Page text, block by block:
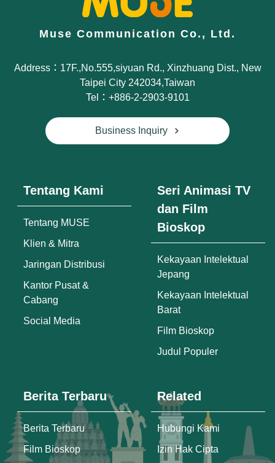
Muse Communication Co., Ltd.
Address：17F.,No.555,siyuan Rd., Xinzhuang Dist., New
Taipei City 242034,Taiwan
Tel：+886-2-2903-9101
Business Inquiry
Tentang Kami
Tentang MUSE
Klien & Mitra
Jaringan Distribusi
Kantor Pusat &
Cabang
Social Media
Seri Animasi TV
dan Film
Bioskop
Kekayaan Intelektual
Jepang
Kekayaan Intelektual
Barat
Film Bioskop
Judul Populer
Berita Terbaru
Berita Terbaru
Film Bioskop
Related
Hubungi Kami
Izin Hak Cipta